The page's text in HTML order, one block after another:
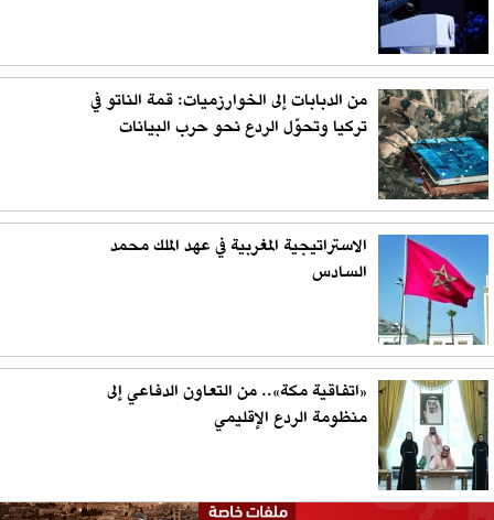
من الدبابات إلى الخوارزميات: قمة الناتو في
تركيا وتحوّل الردع نحو حرب البيانات
الاستراتيجية المغربية في عهد الملك محمد
السادس
«اتفاقية مكة».. من التعاون الدفاعي إلى
منظومة الردع الإقليمي